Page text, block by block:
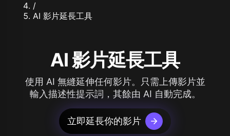
/
AI 影片延長工具
AI 影片延長工具
使用 AI 無縫延伸任何影片。只需上傳影片並
輸入描述性提示詞，其餘由 AI 自動完成。
立即延長你的影片